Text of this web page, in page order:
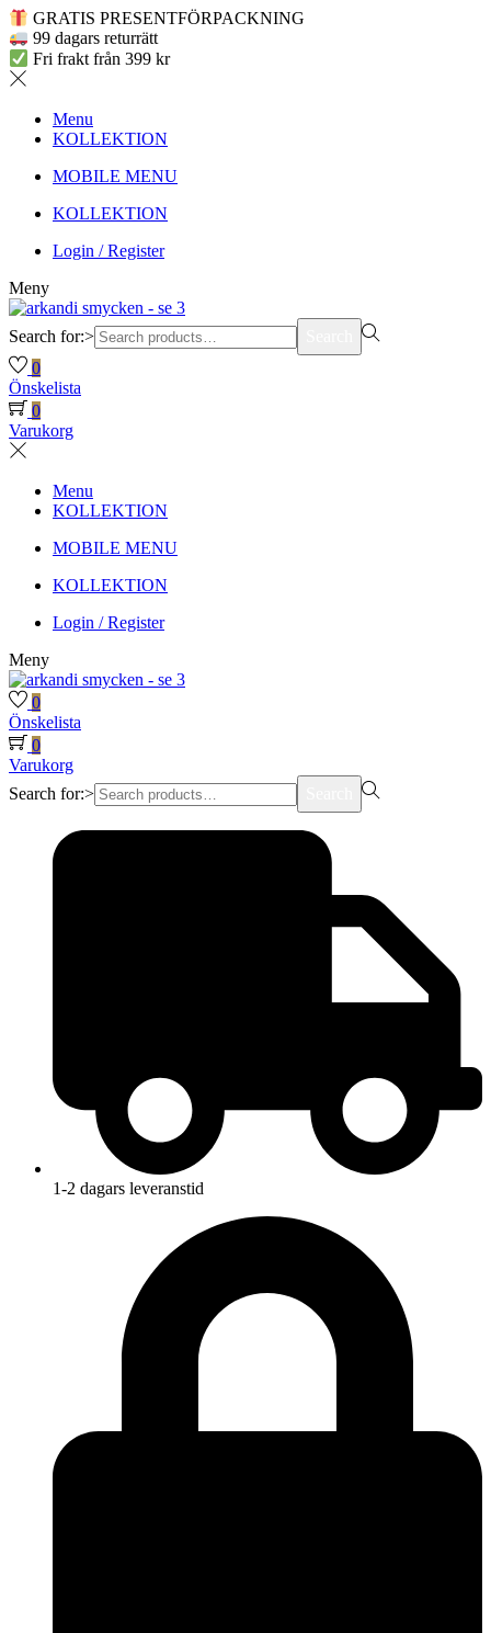
GRATIS PRESENTFÖRPACKNING
99 dagars returrätt
Fri frakt från 399 kr
Menu
KOLLEKTION
MOBILE MENU
KOLLEKTION
Login / Register
Meny
Search for:>
0
Önskelista
0
Varukorg
Menu
KOLLEKTION
MOBILE MENU
KOLLEKTION
Login / Register
Meny
0
Önskelista
0
Varukorg
Search for:>
1-2 dagars leveranstid